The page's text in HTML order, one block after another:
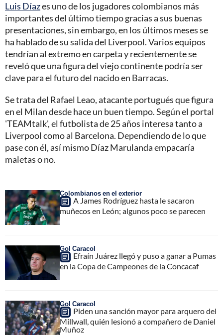
Luis Díazes uno de los jugadores colombianos más
importantes del último tiempo gracias a sus buenas
presentaciones, sin embargo, en los últimos meses se
ha hablado de su salida del Liverpool. Varios equipos
tendrían al extremo en carpeta y recientemente se
reveló que una figura del viejo continente podría ser
clave para el futuro del nacido en Barracas.
Se trata del Rafael Leao, atacante portugués que figura
en el Milan desde hace un buen tiempo. Según el portal
'TEAMtalk', el futbolista de 25 años interesa tanto a
Liverpool como al Barcelona. Dependiendo de lo que
pase con él, así mismo Díaz Marulanda empacaría
maletas o no.
Colombianos en el exterior
A James Rodríguez hasta le sacaron
muñecos en León; algunos poco se parecen
Gol Caracol
Efraín Juárez llegó y puso a ganar a Pumas
en la Copa de Campeones de la Concacaf
Gol Caracol
Piden una sanción mayor para arquero del
Millwall, quién lesionó a compañero de Daniel
Muñoz